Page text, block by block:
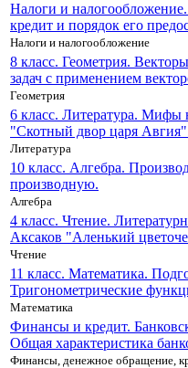
Налоги и
кредит и порядок его
Налоги и налогообложение
8 класс. Геометрия.
задач с применением
Геометрия
6 класс. Литература. Мифы
"Скотный двор царя
Литература
10 класс. Алгебра.
производную.
Алгебра
4 класс. Чтение.
Аксаков "Аленький
Чтение
11 класс. Математика.
Тригонометрические
Математика
Финансы и кредит.
Общая характеристика
Финансы, денежное обращение,